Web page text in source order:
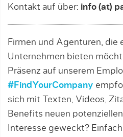
Kontakt auf über: info (at)
Firmen und Agenturen, die
Unternehmen bieten
Präsenz auf unserem
#FindYourCompany
sich mit Texten, Videos,
Benefits neuen
Interesse geweckt?